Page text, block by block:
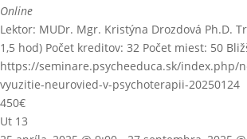
Online
Lektor: MUDr. Mgr. Kristýna Drozdová Ph.D.
1,5 hod) Počet kreditov: 32 Počet miest: 50
https://seminare.psycheeduca.sk/index.php/
vyuzitie-neurovied-v-psychoterapii-20250124
450€
Ut 13